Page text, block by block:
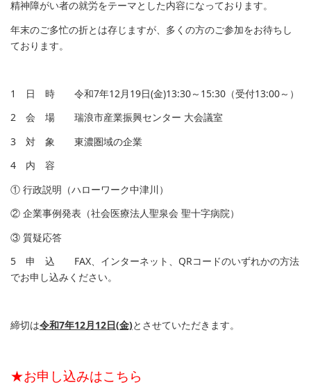
精神障がい者の就労をテーマとした内容になっております。
年末のご多忙の折とは存じますが、多くの方のご参加をお待ちし
ております。
1 日 時 令和7年12月19日(金)13:30～15:30（受付13:00～）
2 会 場 瑞浪市産業振興センター 大会議室
3 対 象 東濃圏域の企業
4 内 容
① 行政説明（ハローワーク中津川）
② 企業事例発表（社会医療法人聖泉会 聖十字病院）
③ 質疑応答
5 申 込 FAX、インターネット、QRコードのいずれかの方法
でお申し込みください。
締切は令和7年12月12日(金)とさせていただきます。
★お申し込みはこちら